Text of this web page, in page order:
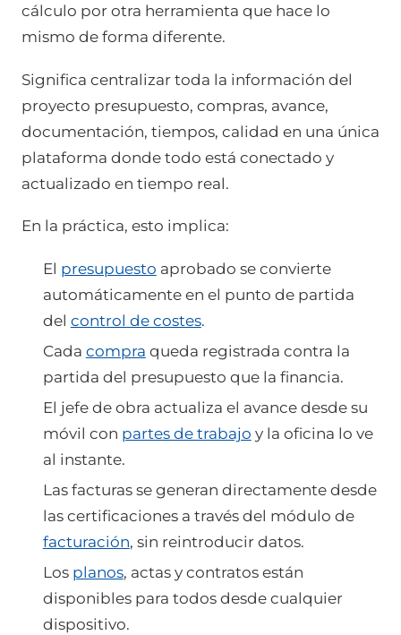
cálculo por otra herramienta que hace lo
mismo de forma diferente.
Significa centralizar toda la información del
proyecto presupuesto, compras, avance,
documentación, tiempos, calidad en una única
plataforma donde todo está conectado y
actualizado en tiempo real.
En la práctica, esto implica:
El presupuesto aprobado se convierte
automáticamente en el punto de partida
del control de costes.
Cada compra queda registrada contra la
partida del presupuesto que la financia.
El jefe de obra actualiza el avance desde su
móvil con partes de trabajo y la oficina lo ve
al instante.
Las facturas se generan directamente desde
las certificaciones a través del módulo de
facturación, sin reintroducir datos.
Los planos, actas y contratos están
disponibles para todos desde cualquier
dispositivo.